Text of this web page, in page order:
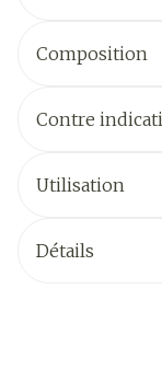
Composition
Contre
Utilisation
Détails